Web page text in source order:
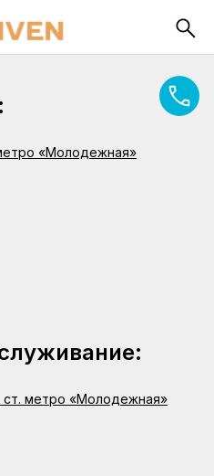
«Молодежная»
ст. метро «Молодежная»